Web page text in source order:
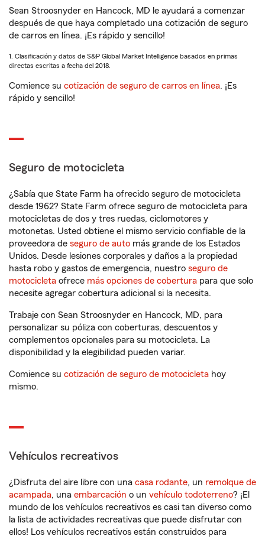
Sean Stroosnyder en Hancock, MD le ayudará a comenzar
después de que haya completado una cotización de seguro
de carros en línea. ¡Es rápido y sencillo!
1. Clasificación y datos de S&P Global Market Intelligence basados en primas
directas escritas a fecha del 2018.
Comience su cotización de seguro de carros en línea. ¡Es
rápido y sencillo!
Seguro de motocicleta
¿Sabía que State Farm ha ofrecido seguro de motocicleta
desde 1962? State Farm ofrece seguro de motocicleta para
motocicletas de dos y tres ruedas, ciclomotores y
motonetas. Usted obtiene el mismo servicio confiable de la
proveedora de seguro de auto más grande de los Estados
Unidos. Desde lesiones corporales y daños a la propiedad
hasta robo y gastos de emergencia, nuestro seguro de
motocicleta ofrece más opciones de cobertura para que solo
necesite agregar cobertura adicional si la necesita.
Trabaje con Sean Stroosnyder en Hancock, MD, para
personalizar su póliza con coberturas, descuentos y
complementos opcionales para su motocicleta. La
disponibilidad y la elegibilidad pueden variar.
Comience su cotización de seguro de motocicleta hoy
mismo.
Vehículos recreativos
¿Disfruta del aire libre con una casa rodante, un remolque de
acampada, una embarcación o un vehículo todoterreno? ¡El
mundo de los vehículos recreativos es casi tan diverso como
la lista de actividades recreativas que puede disfrutar con
ellos! Los vehículos recreativos están construidos para